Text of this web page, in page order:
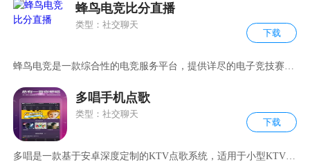
蜂鸟电竞比分直播
类型：社交聊天
下载
蜂鸟电竞是一款综合性的电竞服务平台，提供详尽的电子竞技赛事
多唱手机点歌
类型：社交聊天
下载
多唱是一款基于安卓深度定制的KTV点歌系统，适用于小型KTV场